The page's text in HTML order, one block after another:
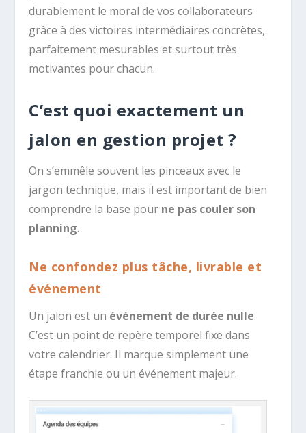
durablement le moral de vos collaborateurs
grâce à des victoires intermédiaires concrètes,
parfaitement mesurables et surtout très
motivantes pour chacun.
C’est quoi exactement un
jalon en gestion projet ?
On s’emmêle souvent les pinceaux avec le
jargon technique, mais il est important de bien
comprendre la base pour ne pas couler son
planning.
Ne confondez plus tâche, livrable et
événement
Un jalon est un événement de durée nulle.
C’est un point de repère temporel fixe dans
votre calendrier. Il marque simplement une
étape franchie ou un événement majeur.